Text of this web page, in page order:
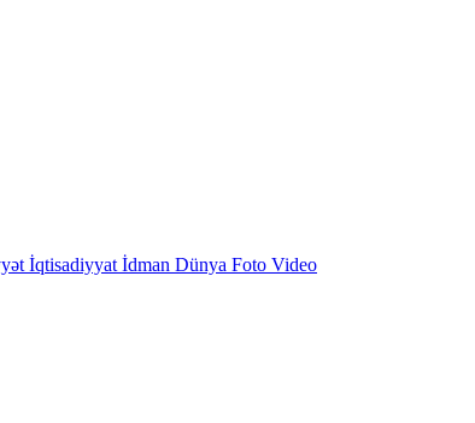
İqtisadiyyat İdman Dünya Foto Video